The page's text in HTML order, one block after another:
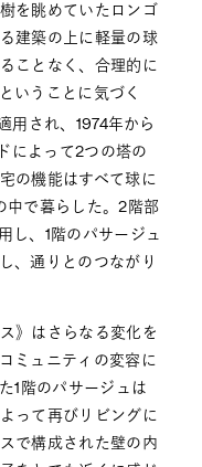
を眺めていたロンゴ
建築の上に軽量の球
ことなく、合理的に
いうことに気づく
用され、1974年から
によって2つの塔の
の機能はすべて球に
中で暮らした。2階部
し、1階のパサージュ
、通りとのつながり
》はさらなる変化を
ミュニティの変容に
1階のパサージュは
って再びリビングに
で構成された壁の内